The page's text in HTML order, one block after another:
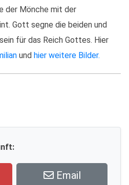
der Mönche mit der
Gott segne die beiden und
für das Reich Gottes. Hier
und hier weitere Bilder.
Email